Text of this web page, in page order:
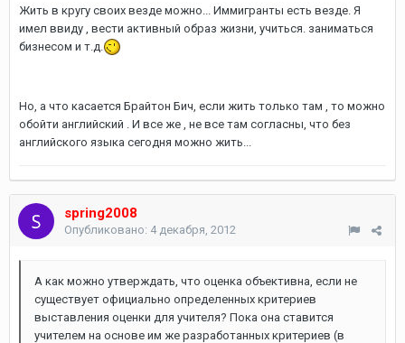
Жить в кругу своих везде можно... Иммигранты есть везде. Я
имел ввиду , вести активный образ жизни, учиться. заниматься
бизнесом и т.д.
Но, а что касается Брайтон Бич, если жить только там , то можно
обойти английский . И все же , не все там согласны, что без
английского языка сегодня можно жить...
spring2008
Опубликовано: 4 декабря, 2012
А как можно утверждать, что оценка объективна, если не
существует официально определенных критериев
выставления оценки для учителя? Пока она ставится
учителем на основе им же разработанных критериев (в